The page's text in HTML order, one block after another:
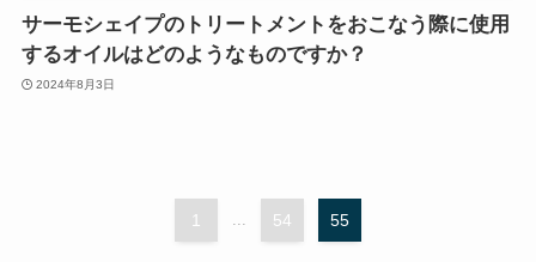
サーモシェイプのトリートメントをおこなう際に使用
するオイルはどのようなものですか？
2024年8月3日
1 ... 54 55